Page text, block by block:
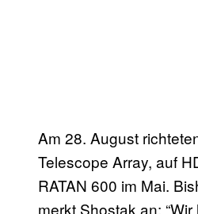
Am 28. August
Telescope Array, auf
RATAN 600 im Mai.
merkt Shostak an: